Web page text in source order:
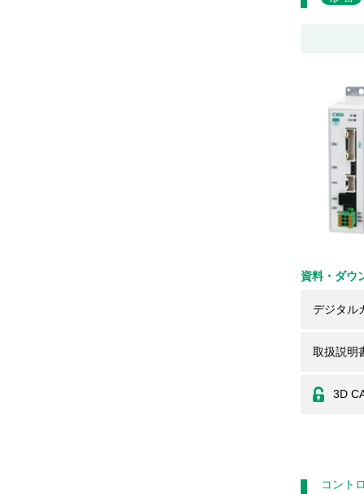
資料・ダウ
デジタル
取扱説明
3D
コント